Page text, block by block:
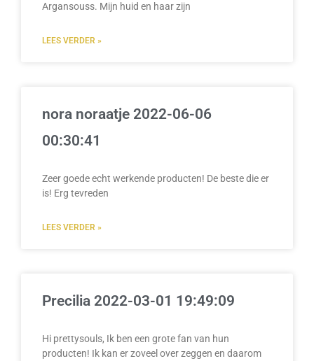
Argansouss. Mijn huid en haar zijn
LEES VERDER »
nora noraatje 2022-06-06
00:30:41
Zeer goede echt werkende producten! De beste die er
is! Erg tevreden
LEES VERDER »
Precilia 2022-03-01 19:49:09
Hi prettysouls, Ik ben een grote fan van hun
producten! Ik kan er zoveel over zeggen en daarom